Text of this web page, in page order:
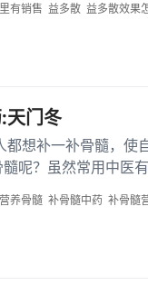
有销售 益多散 益多散效果
天门冬
想补一补骨髓，使
呢？虽然常用中医
养骨髓 补骨髓中药 补骨髓